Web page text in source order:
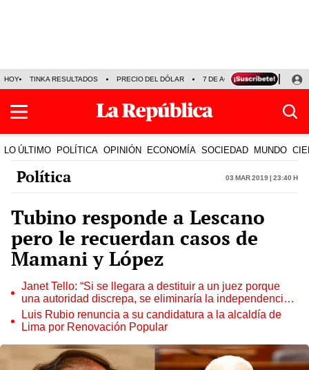
HOY TINKA RESULTADOS PRECIO DEL DÓLAR 7 DE AGOSTO OLLANTA
LO ÚLTIMO POLÍTICA OPINIÓN ECONOMÍA SOCIEDAD MUNDO
Política 03 Mar 2019 | 23:40 h
Tubino responde a Lescano
pero le recuerdan casos de
Mamani y López
Janet Tello: “Si se llegara a destituir a un juez porque
una autoridad discrepa, se eliminaría la independencia
judicial”
Luis Rubio renuncia a su candidatura a la alcaldía de
Lima por Renovación Popular